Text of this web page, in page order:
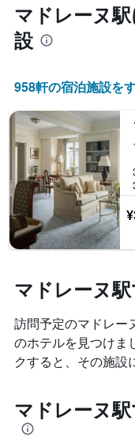
マドレーヌ
設
958​軒の宿泊施設を
マドレーヌ
訪問予定のマドレー
のホテルを見つけま
クすると、その施設
マドレーヌ